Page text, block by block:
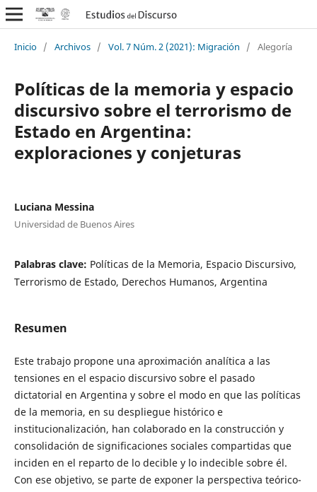
Inicio / Archivos / Vol. 7 Núm. 2 (2021): Migración / Alegoría
Políticas de la memoria y espacio
discursivo sobre el terrorismo de
Estado en Argentina:
exploraciones y conjeturas
Luciana Messina
Universidad de Buenos Aires
Palabras clave: Políticas de la Memoria, Espacio Discursivo,
Terrorismo de Estado, Derechos Humanos, Argentina
Resumen
Este trabajo propone una aproximación analítica a las
tensiones en el espacio discursivo sobre el pasado
dictatorial en Argentina y sobre el modo en que las políticas
de la memoria, en su despliegue histórico e
institucionalización, han colaborado en la construcción y
consolidación de significaciones sociales compartidas que
inciden en el reparto de lo decible y lo indecible sobre él.
Con ese objetivo, se parte de exponer la perspectiva teórico-